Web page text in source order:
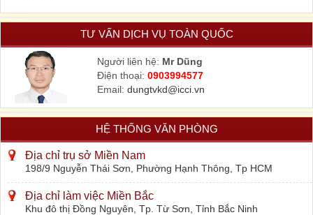
TƯ VẤN DỊCH VỤ TOÀN QUỐC
Người liên hệ: Mr Dũng
Điện thoại: 0903994577
Email: dungtvkd@icci.vn
HỆ THỐNG VĂN PHÒNG
Địa chỉ trụ sở Miền Nam
198/9 Nguyễn Thái Sơn, Phường Hạnh Thông, Tp HCM
Địa chỉ làm việc Miền Bắc
Khu đô thị Đồng Nguyên, Tp. Từ Sơn, Tỉnh Bắc Ninh